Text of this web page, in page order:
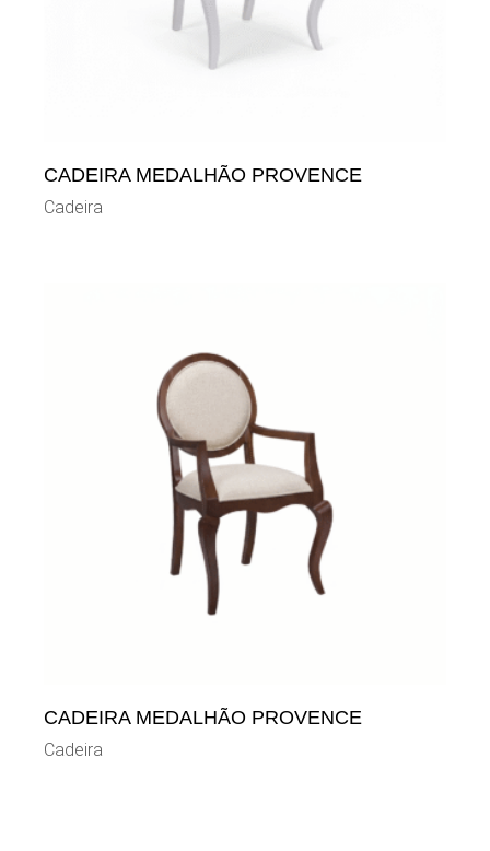
CADEIRA MEDALHÃO PROVENCE
Cadeira
CADEIRA MEDALHÃO PROVENCE
Cadeira